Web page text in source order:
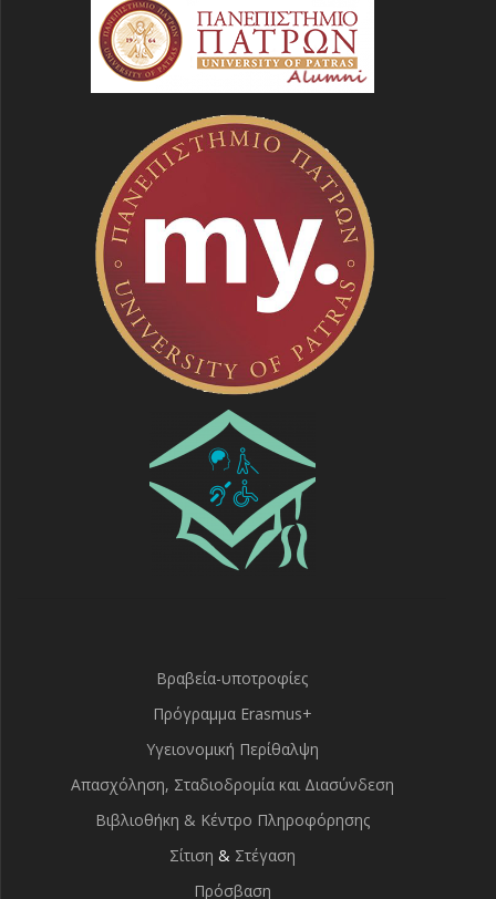
Βραβεία-υποτροφίες
Πρόγραμμα Erasmus+
Υγειονομική Περίθαλψη
Απασχόληση, Σταδιοδρομία και Διασύνδεση
Βιβλιοθήκη & Κέντρο Πληροφόρησης
Σίτιση & Στέγαση
Πρόσβαση